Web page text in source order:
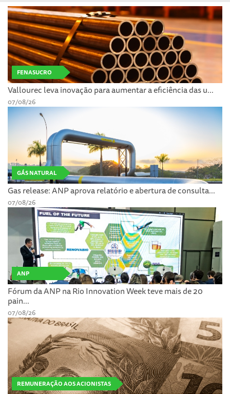
FENASUCRO
Vallourec leva inovação para aumentar a eficiência das u...
07/08/26
GÁS NATURAL
Gas release: ANP aprova relatório e abertura de consulta...
07/08/26
ANP
Fórum da ANP na Rio Innovation Week teve mais de 20
pain...
07/08/26
REMUNERAÇÃO AOS ACIONISTAS